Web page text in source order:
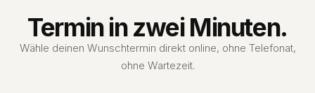
Termin in zwei Minuten.
Wähle deinen Wunschtermin direkt online, ohne Telefonat,
ohne Wartezeit.